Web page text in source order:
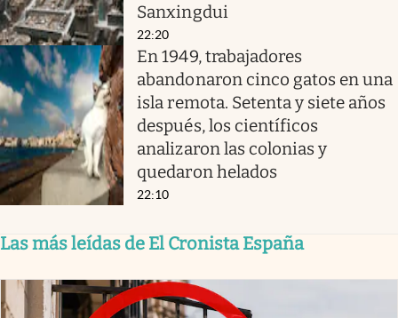
Sanxingdui
22:20
En 1949, trabajadores
abandonaron cinco gatos en una
isla remota. Setenta y siete años
después, los científicos
analizaron las colonias y
quedaron helados
22:10
Las más leídas de El Cronista España